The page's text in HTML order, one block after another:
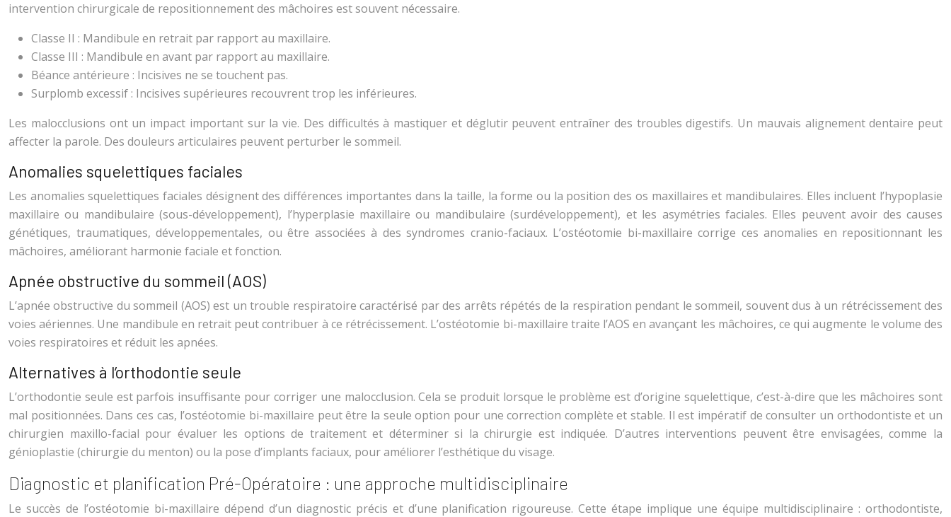
intervention chirurgicale de repositionnement des mâchoires est souvent nécessaire.
Classe II : Mandibule en retrait par rapport au maxillaire.
Classe III : Mandibule en avant par rapport au maxillaire.
Béance antérieure : Incisives ne se touchent pas.
Surplomb excessif : Incisives supérieures recouvrent trop les inférieures.
Les malocclusions ont un impact important sur la vie. Des difficultés à mastiquer et déglutir peuvent entraîner des troubles digestifs. Un mauvais alignement dentaire peut
affecter la parole. Des douleurs articulaires peuvent perturber le sommeil.
Anomalies squelettiques faciales
Les anomalies squelettiques faciales désignent des différences importantes dans la taille, la forme ou la position des os maxillaires et mandibulaires. Elles incluent l’hypoplasie
maxillaire ou mandibulaire (sous-développement), l’hyperplasie maxillaire ou mandibulaire (surdéveloppement), et les asymétries faciales. Elles peuvent avoir des causes
génétiques, traumatiques, développementales, ou être associées à des syndromes cranio-faciaux. L’ostéotomie bi-maxillaire corrige ces anomalies en repositionnant les
mâchoires, améliorant harmonie faciale et fonction.
Apnée obstructive du sommeil (AOS)
L’apnée obstructive du sommeil (AOS) est un trouble respiratoire caractérisé par des arrêts répétés de la respiration pendant le sommeil, souvent dus à un rétrécissement des
voies aériennes. Une mandibule en retrait peut contribuer à ce rétrécissement. L’ostéotomie bi-maxillaire traite l’AOS en avançant les mâchoires, ce qui augmente le volume des
voies respiratoires et réduit les apnées.
Alternatives à l’orthodontie seule
L’orthodontie seule est parfois insuffisante pour corriger une malocclusion. Cela se produit lorsque le problème est d’origine squelettique, c’est-à-dire que les mâchoires sont
mal positionnées. Dans ces cas, l’ostéotomie bi-maxillaire peut être la seule option pour une correction complète et stable. Il est impératif de consulter un orthodontiste et un
chirurgien maxillo-facial pour évaluer les options de traitement et déterminer si la chirurgie est indiquée. D’autres interventions peuvent être envisagées, comme la
génioplastie (chirurgie du menton) ou la pose d’implants faciaux, pour améliorer l’esthétique du visage.
Diagnostic et planification Pré-Opératoire : une approche multidisciplinaire
Le succès de l’ostéotomie bi-maxillaire dépend d’un diagnostic précis et d’une planification rigoureuse. Cette étape implique une équipe multidisciplinaire : orthodontiste,